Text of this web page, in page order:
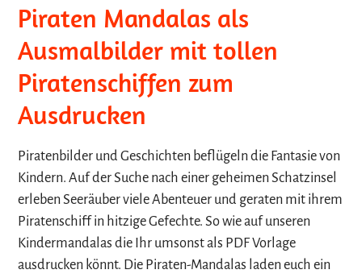
Piraten Mandalas als
Ausmalbilder mit tollen
Piratenschiffen zum
Ausdrucken
Piratenbilder und Geschichten beflügeln die Fantasie von
Kindern. Auf der Suche nach einer geheimen Schatzinsel
erleben Seeräuber viele Abenteuer und geraten mit ihrem
Piratenschiff in hitzige Gefechte. So wie auf unseren
Kindermandalas die Ihr umsonst als PDF Vorlage
ausdrucken könnt. Die Piraten-Mandalas laden euch ein